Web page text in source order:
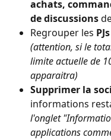
achats,
de discussions
Regrouper les PJs
(attention, si le
limite actuelle de
apparaitra)
Supprimer la
informations
l'onglet
applications